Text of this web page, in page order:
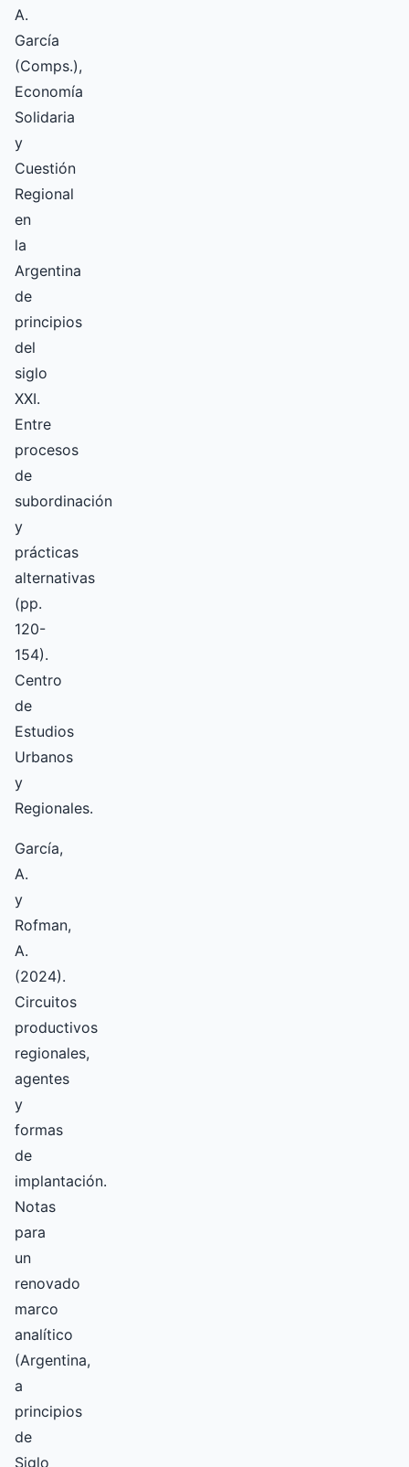
A.
García
(Comps.),
Economía
Solidaria
y
Cuestión
Regional
en
la
Argentina
de
principios
del
siglo
XXI.
Entre
procesos
de
subordinación
y
prácticas
alternativas
(pp.
120-
154).
Centro
de
Estudios
Urbanos
y
Regionales.
García,
A.
y
Rofman,
A.
(2024).
Circuitos
productivos
regionales,
agentes
y
formas
de
implantación.
Notas
para
un
renovado
marco
analítico
(Argentina,
a
principios
de
Siglo